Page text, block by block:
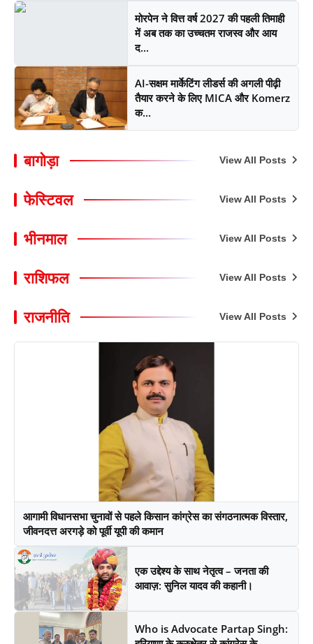
मोरपेन ने वित्त वर्ष 2027 की पहली तिमाही
में अब तक का उच्चतम राजस्व और आय
द...
AI-सक्षम मार्केटिंग लीडर्स की अगली पीढ़ी
तैयार करने के लिए MICA और Komerz
क...
बागोड़ा View All Posts
फेस्टिवल View All Posts
भीनमाल View All Posts
राशिफल View All Posts
राजनीति View All Posts
आगामी विधानसभा चुनावों से पहले किसान कांग्रेस का संगठनात्मक विस्तार,
जीवनदत्त अरगड़े को पूर्वी यूपी की कमान
एक उद्देश्य के साथ नेतृत्व – जनता की
आवाज़: सुनिल यादव की कहानी।
Who is Advocate Partap Singh: